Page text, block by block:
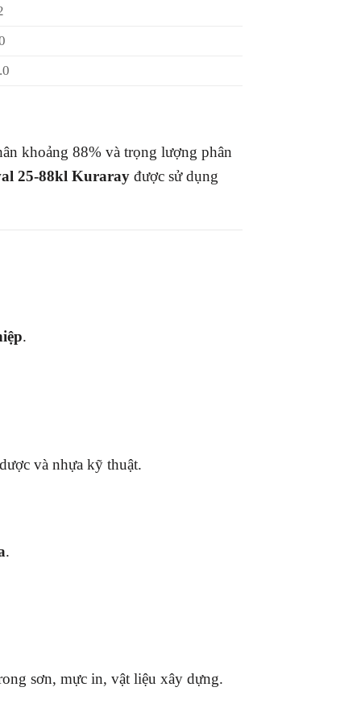
khoảng 88% và trọng lượng phân
25-88kl Kuraray được sử dụng
.
và nhựa kỹ thuật.
.
sơn, mực in, vật liệu xây dựng.